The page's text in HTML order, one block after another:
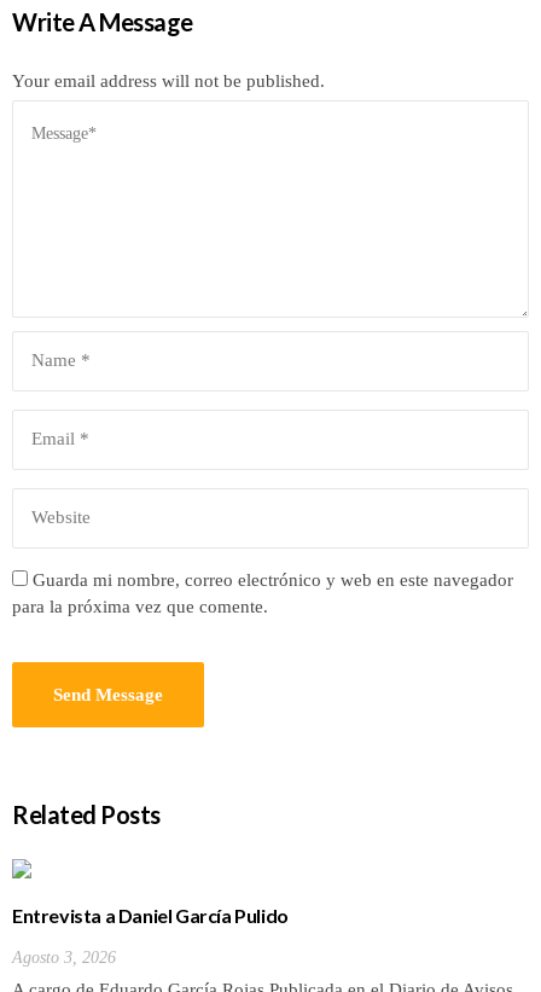
Write A Message
Your email address will not be published.
Guarda mi nombre, correo electrónico y web en este navegador
para la próxima vez que comente.
Related Posts
Entrevista a Daniel García Pulido
Agosto 3, 2026